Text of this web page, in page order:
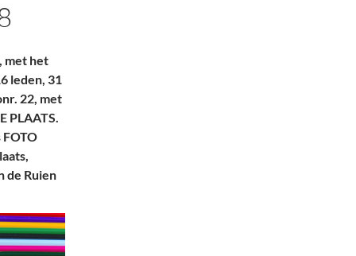
met het
leden, 31
22, met
PLAATS.
de Ruien